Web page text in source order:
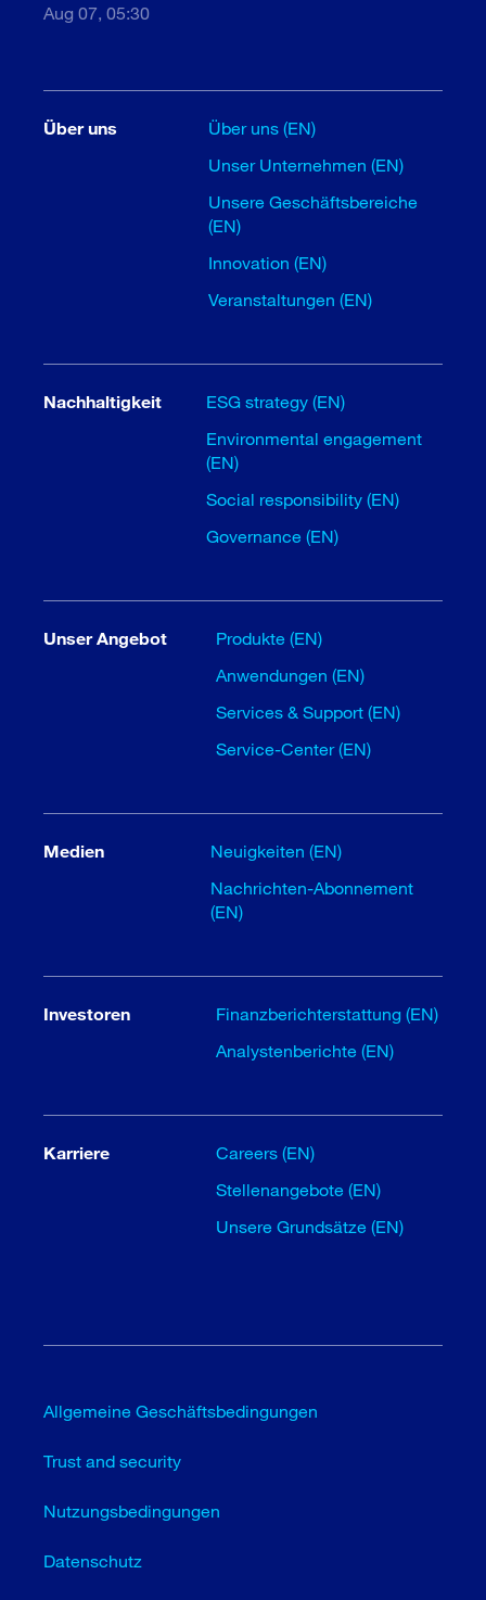
Aug 07, 05:30
Über uns
Über uns (EN)
Unser Unternehmen (EN)
Unsere Geschäftsbereiche
(EN)
Innovation (EN)
Veranstaltungen (EN)
Nachhaltigkeit
ESG strategy (EN)
Environmental engagement
(EN)
Social responsibility (EN)
Governance (EN)
Unser Angebot
Produkte (EN)
Anwendungen (EN)
Services & Support (EN)
Service-Center (EN)
Medien
Neuigkeiten (EN)
Nachrichten-Abonnement
(EN)
Investoren
Finanzberichterstattung (EN)
Analystenberichte (EN)
Karriere
Careers (EN)
Stellenangebote (EN)
Unsere Grundsätze (EN)
Allgemeine Geschäftsbedingungen
Trust and security
Nutzungsbedingungen
Datenschutz